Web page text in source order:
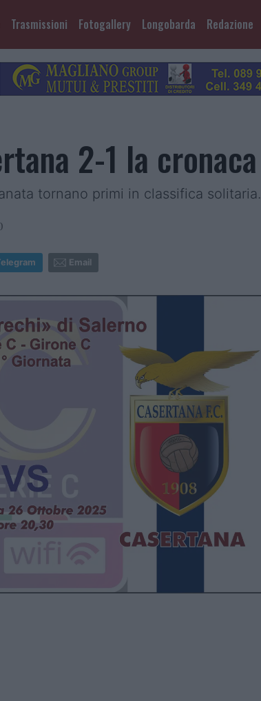
Trasmissioni Fotogallery Longobarda Redazione
2-1 la cronaca
tornano primi in classifica solitaria.
Email